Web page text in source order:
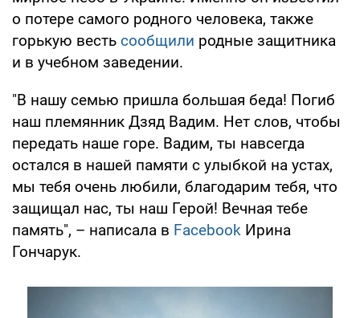
о потере самого родного человека, также
горькую весть сообщили родные защитника
и в учебном заведении.
"В нашу семью пришла большая беда! Погиб
наш племянник Дзяд Вадим. Нет слов, чтобы
передать наше горе. Вадим, ты навсегда
остался в нашей памяти с улыбкой на устах,
мы тебя очень любили, благодарим тебя, что
защищал нас, ты наш Герой! Вечная тебе
память", – написала в Facebook Ирина
Гончарук.